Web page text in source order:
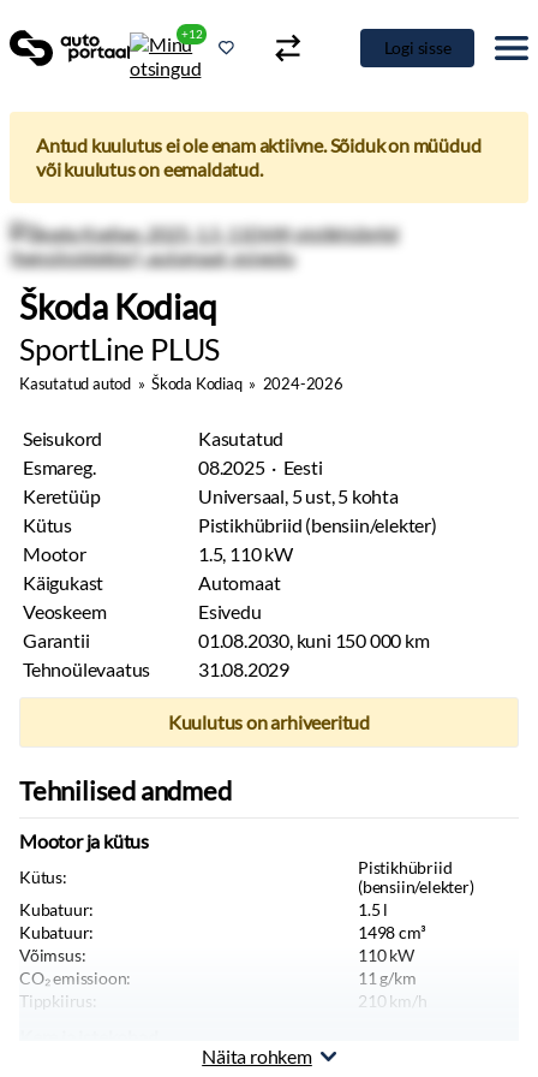
+12
Logi sisse
Antud kuulutus ei ole enam aktiivne. Sõiduk on müüdud
või kuulutus on eemaldatud.
Škoda Kodiaq
SportLine PLUS
Kasutatud autod »Škoda Kodiaq» 2024-2026
Seisukord
Kasutatud
Esmareg.
08.2025 · Eesti
Keretüüp
Universaal, 5 ust, 5 kohta
Kütus
Pistikhübriid (bensiin/elekter)
Mootor
1.5, 110 kW
Käigukast
Automaat
Veoskeem
Esivedu
Garantii
01.08.2030, kuni 150 000 km
Tehnoülevaatus
31.08.2029
Kuulutus on arhiveeritud
Tehnilised andmed
Mootor ja kütus
Kütus:
Pistikhübriid
(bensiin/elekter)
Kubatuur:
1.5 l
Kubatuur:
1498cm³
Võimsus:
110kW
CO₂ emissioon:
11 g/km
Tippkiirus:
210 km/h
Näita rohkem